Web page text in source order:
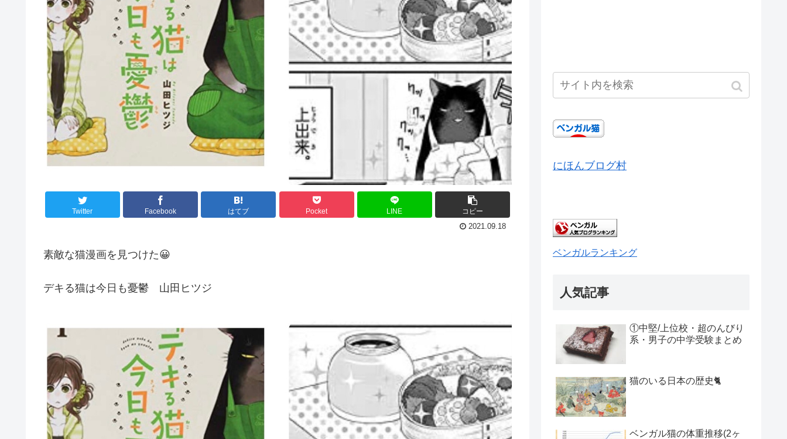
Twitter Facebook はてブ Pocket LINE
コピー
2021.09.18
素敵な猫漫画を見つけた😀
デキる猫は今日も憂鬱 山田ヒツジ
にほんブログ村
ベンガルランキング
人気記事
①中堅/上位校・超のんびり
系・男子の中学受験まとめ
猫のいる日本の歴史🐈
ベンガル猫の体重推移(2ヶ